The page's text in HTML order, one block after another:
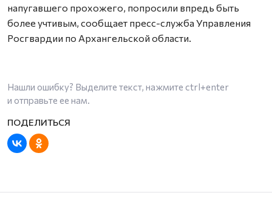
напугавшего прохожего, попросили впредь быть
более учтивым, сообщает пресс-служба Управления
Росгвардии по Архангельской области.
Нашли ошибку? Выделите текст, нажмите ctrl+enter
и отправьте ее нам.